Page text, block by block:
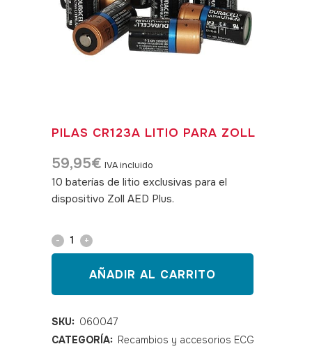
PILAS CR123A LITIO PARA ZOLL
59,95€ IVA incluido
10 baterías de litio exclusivas para el
dispositivo Zoll AED Plus.
Pilas
litio
para
ZOLL
AÑADIR AL CARRITO
SKU: 060047
CATEGORÍA: Recambios y accesorios ECG